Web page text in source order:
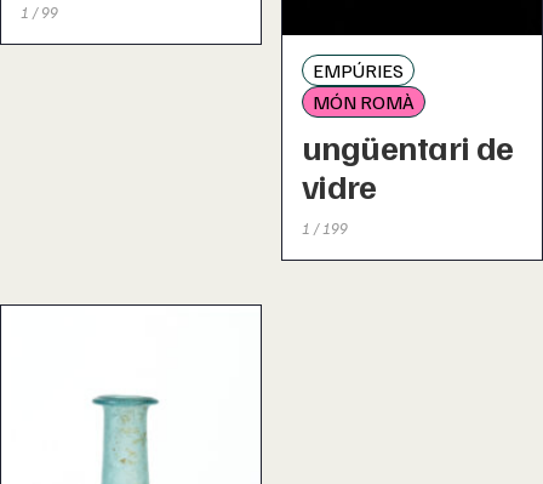
1 / 99
EMPÚRIES
MÓN ROMÀ
ungüentari de
vidre
1 / 199